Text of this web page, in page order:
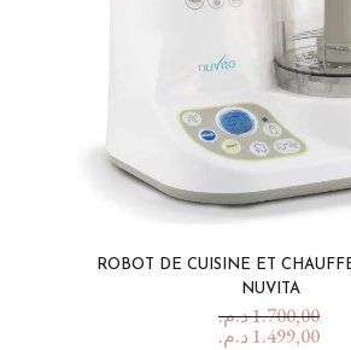
ROBOT DE CUISINE ET
NUVITA
1.700,00د.م.
1.499,00 د.م.